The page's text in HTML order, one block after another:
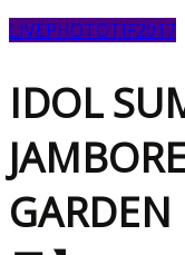
LIVEPHOTOTIF2017
IDOL